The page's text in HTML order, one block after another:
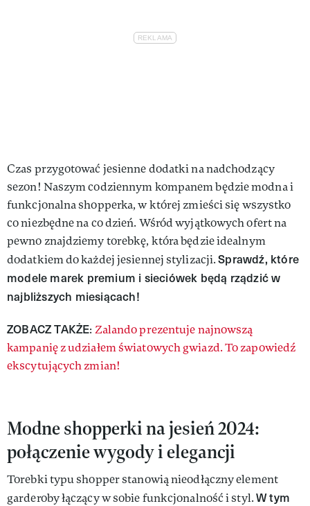
Czas przygotować jesienne dodatki na nadchodzący
sezon! Naszym codziennym kompanem będzie modna i
funkcjonalna shopperka, w której zmieści się wszystko
co niezbędne na co dzień. Wśród wyjątkowych ofert na
pewno znajdziemy torebkę, która będzie idealnym
dodatkiem do każdej jesiennej stylizacji.Sprawdź, które
modele marek premium i sieciówek będą rządzić w
najbliższych miesiącach!
ZOBACZ TAKŻE: Zalando prezentuje najnowszą
kampanię z udziałem światowych gwiazd. To zapowiedź
ekscytujących zmian!
Modne shopperki na jesień 2024:
połączenie wygody i elegancji
Torebki typu shopper stanowią nieodłączny element
garderoby łączący w sobie funkcjonalność i styl.W tym